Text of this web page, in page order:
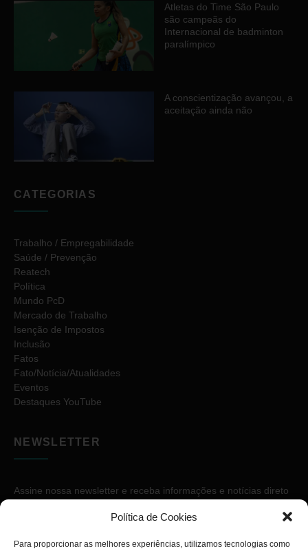
Política de Cookies
Para proporcionar as melhores experiências, utilizamos tecnologias como
Atletas do Time São Paulo
são campeãs do
Internacional de badminton
paralímpico
A conscientização avançou, a
aceitação ainda não
CATEGORIAS
Trabalho / Empregabilidade
Saúde / Prevenção
Reatech
Política
Mundo PcD
Mercado de Trabalho
Isenção de Impostos
Inclusão
Fatos
Fato/Notícia/Atualidades
Eventos
Destaques YouTube
NEWSLETTER
Assine nossa newsletter e receba informações e notícias direto